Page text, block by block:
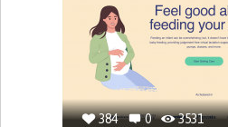
384 0 3531